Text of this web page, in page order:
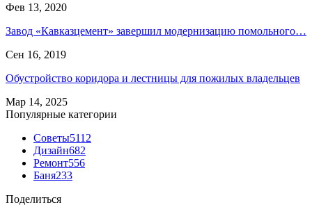
Фев 13, 2020
Завод «Кавказцемент» завершил модернизацию помольного…
Сен 16, 2019
Обустройство коридора и лестницы для пожилых владельцев
Мар 14, 2025
Популярные категории
Советы5112
Дизайн682
Ремонт556
Баня233
Поделиться